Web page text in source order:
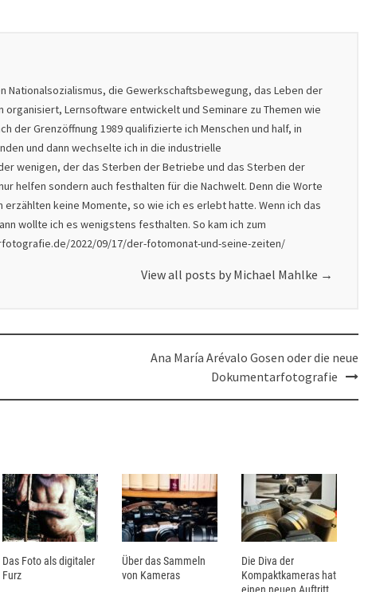
Nationalsozialismus, die Gewerkschaftsbewegung, das Leben der
Lernsoftware entwickelt und Seminare zu Themen wie
der Grenzöffnung 1989 qualifizierte ich Menschen und half, in
und dann wechselte ich in die industrielle
wenigen, der das Sterben der Betriebe und das Sterben der
helfen sondern auch festhalten für die Nachwelt. Denn die Worte
keine Momente, so wie ich es erlebt hatte. Wenn ich das
wollte ich es wenigstens festhalten. So kam ich zum
2022/09/17/der-fotomonat-und-seine-zeiten/
View all posts by Michael Mahlke →
Ana María Arévalo Gosen oder die neue
Dokumentarfotografie
Das Foto als digitaler
Furz
Über das Sammeln
von Kameras
Die Diva der
Kompaktkameras hat